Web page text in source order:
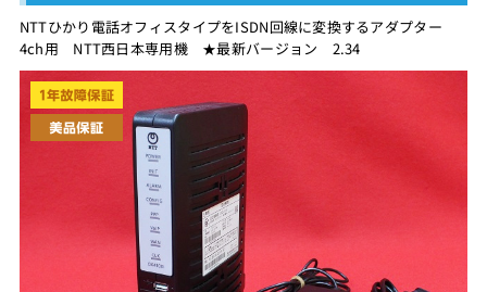
NTTひかり電話オフィスタイプをISDN回線に変換するアダプター
4ch用 NTT西日本専用機 ★最新バージョン 2.34